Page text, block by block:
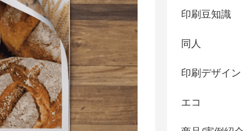
印刷豆知識
同人
印刷デザイン
エコ